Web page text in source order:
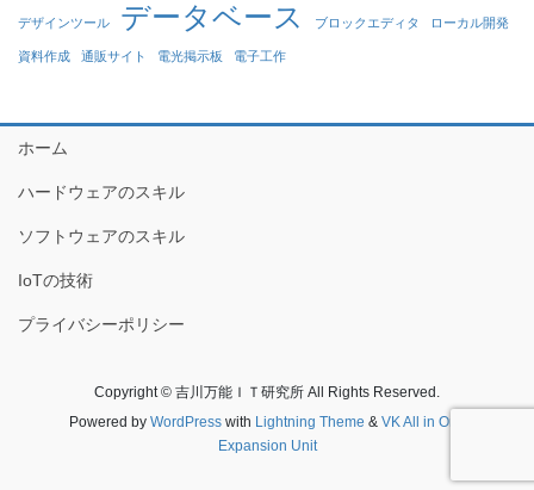
デザインツール データベース ブロックエディタ ローカル開発
資料作成 通販サイト 電光掲示板 電子工作
ホーム
ハードウェアのスキル
ソフトウェアのスキル
IoTの技術
プライバシーポリシー
Copyright © 吉川万能ＩＴ研究所 All Rights Reserved.
Powered by WordPresswith Lightning Theme & VK All in One
Expansion Unit